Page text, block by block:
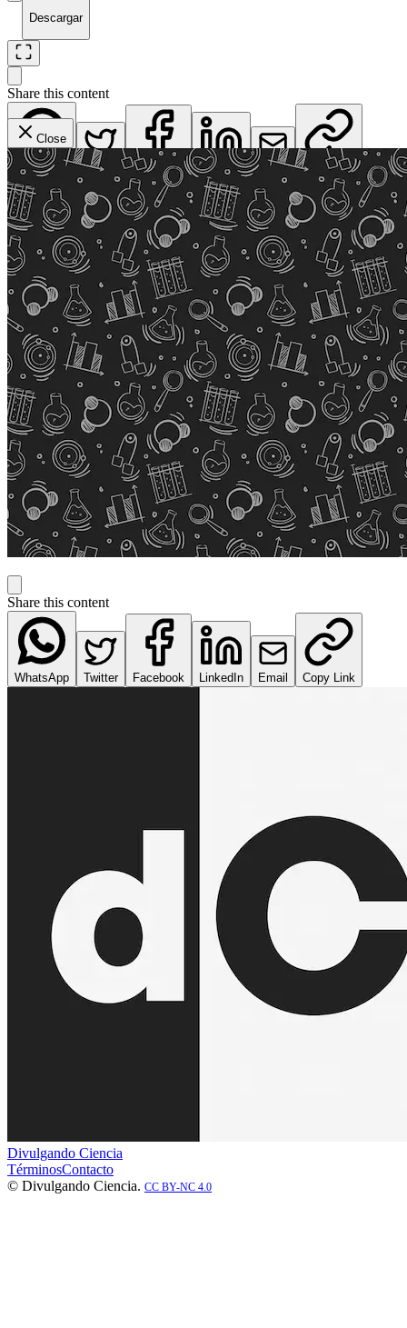
Descargar
Share this content
WhatsApp Twitter Facebook LinkedIn Email Copy Link
Close
Share this content
WhatsApp Twitter Facebook LinkedIn Email Copy Link
Divulgando Ciencia
TérminosContacto
© Divulgando Ciencia. CC BY-NC 4.0